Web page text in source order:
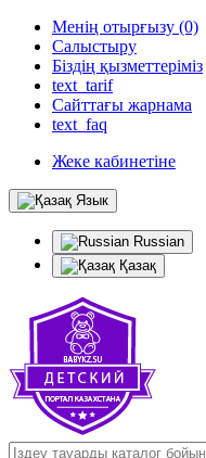
Менің отырғызу (0)
Салыстыру
Біздің қызметтеріміз
text_tarif
Сайттағы жарнама
text_faq
Жеке кабинетіне
Язык
Russian
Қазақ